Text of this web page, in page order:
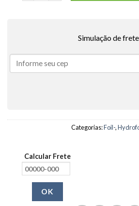
Simulação de frete
Categorias:Foil-,
Calcular Frete
OK